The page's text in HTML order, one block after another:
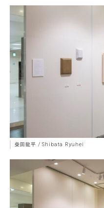
柴田龍平 / Shibata Ryuhei